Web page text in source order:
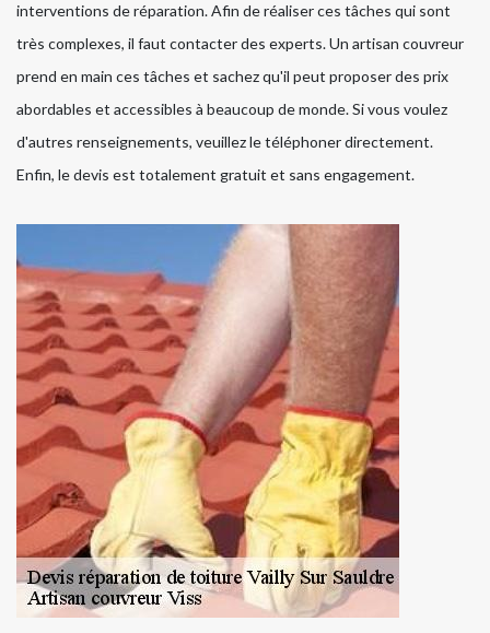
interventions de réparation. Afin de réaliser ces tâches qui sont
très complexes, il faut contacter des experts. Un artisan couvreur
prend en main ces tâches et sachez qu'il peut proposer des prix
abordables et accessibles à beaucoup de monde. Si vous voulez
d'autres renseignements, veuillez le téléphoner directement.
Enfin, le devis est totalement gratuit et sans engagement.